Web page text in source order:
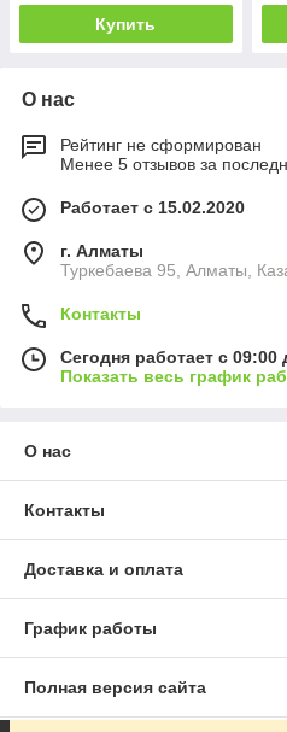
Купить
О нас
Рейтинг не сформирован
Менее 5 отзывов за
Работает с 15.02.2020
г. Алматы
Туркебаева 95, Алматы,
Контакты
Сегодня работает с 09:00
Показать весь график
О нас
Контакты
Доставка и оплата
График работы
Полная версия сайта